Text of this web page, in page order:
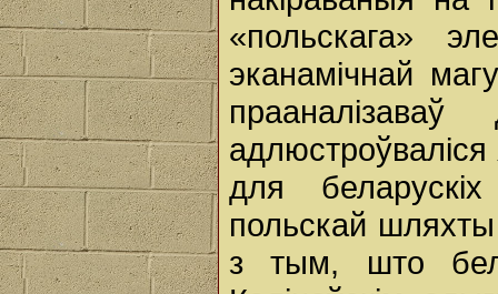
«польскага»
эканамічнай
адлюстроўваліся
для
польскай шляхты
з тым, што